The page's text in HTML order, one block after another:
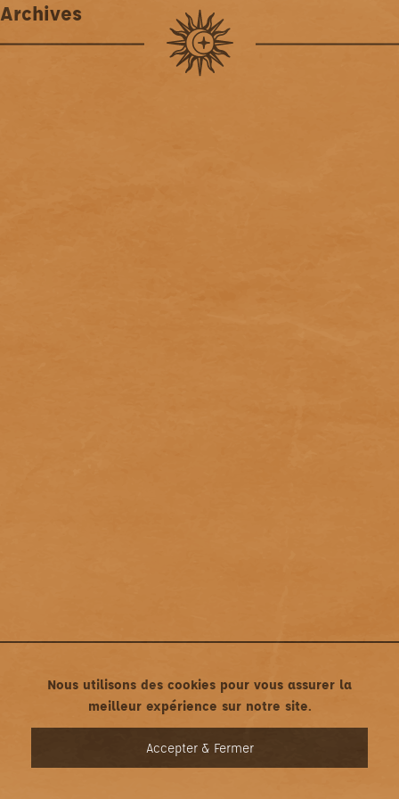
Archives
Mentions légales•Politique de confidentialité
Nous utilisons des cookies pour vous assurer la
meilleur expérience sur notre site.
Accepter & Fermer